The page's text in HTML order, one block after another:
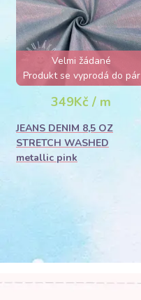
Velmi žádané
Produkt se vyprodá do pár
hodin
349Kč / m
JEANS DENIM 8,5 OZ
STRETCH WASHED
metallic pink